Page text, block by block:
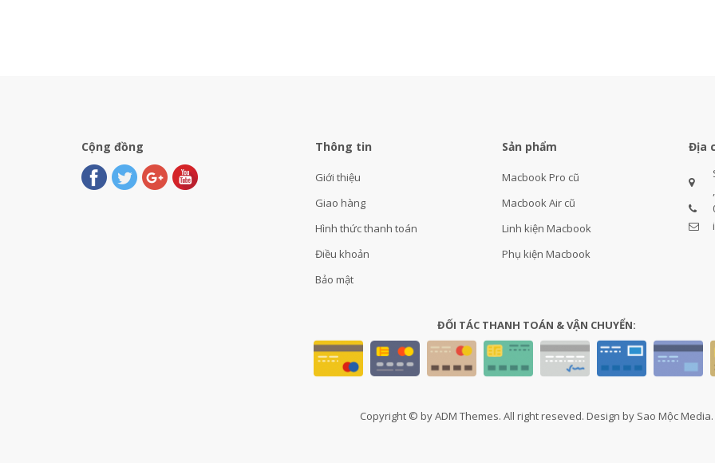
Cộng đồng Thông tin
Giới thiệu
Giao hàng
Hình thức thanh toán
Điều khoản
Bảo mật
Sản phẩm
Macbook Pro cũ
Macbook Air cũ
Linh kiện Macbook
Phụ kiện Macbook
Địa
ĐỐI TÁC THANH TOÁN & VẬN CHUYỂN:
Copyright © by ADM Themes. All right reseved. Design by Sao Mộc Media.